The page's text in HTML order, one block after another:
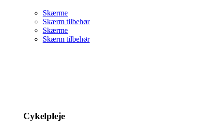
Skærme
Skærm tilbehør
Skærme
Skærm tilbehør
Cykelpleje